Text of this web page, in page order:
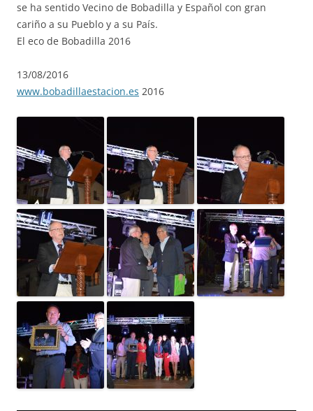
se ha sentido Vecino de Bobadilla y Español con gran
cariño a su Pueblo y a su País.
El eco de Bobadilla 2016
13/08/2016
www.bobadillaestacion.es 2016